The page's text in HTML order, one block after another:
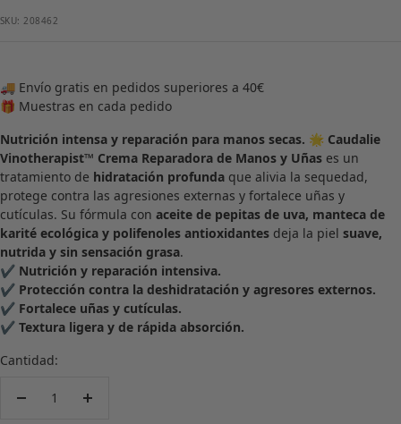
SKU:208462
🚚 Envío gratis en pedidos superiores a 40€
🎁 Muestras en cada pedido
Nutrición intensa y reparación para manos secas. 🌟 Caudalie
Vinotherapist™ Crema Reparadora de Manos y Uñas es un
tratamiento de hidratación profunda que alivia la sequedad,
protege contra las agresiones externas y fortalece uñas y
cutículas. Su fórmula con aceite de pepitas de uva, manteca de
karité ecológica y polifenoles antioxidantes deja la piel suave,
nutrida y sin sensación grasa.
✔ Nutrición y reparación intensiva.
✔ Protección contra la deshidratación y agresores externos.
✔ Fortalece uñas y cutículas.
✔ Textura ligera y de rápida absorción.
Cantidad:
Decrecer
Aumentar